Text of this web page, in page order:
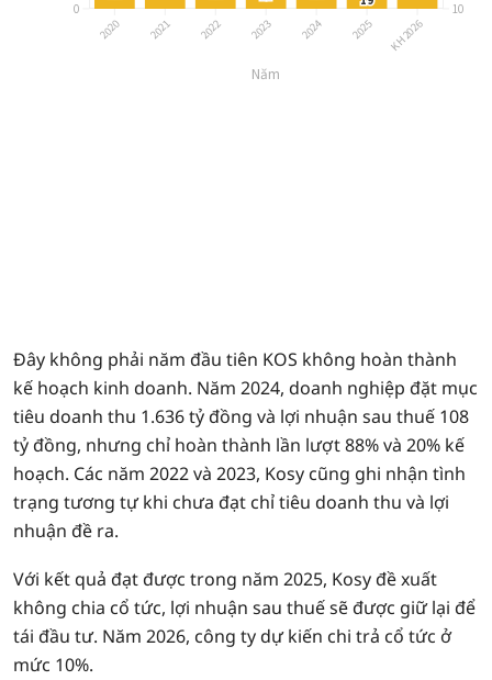
Đây không phải năm đầu tiên KOS không hoàn thành
kế hoạch kinh doanh. Năm 2024, doanh nghiệp đặt mục
tiêu doanh thu 1.636 tỷ đồng và lợi nhuận sau thuế 108
tỷ đồng, nhưng chỉ hoàn thành lần lượt 88% và 20% kế
hoạch. Các năm 2022 và 2023, Kosy cũng ghi nhận tình
trạng tương tự khi chưa đạt chỉ tiêu doanh thu và lợi
nhuận đề ra.
Với kết quả đạt được trong năm 2025, Kosy đề xuất
không chia cổ tức, lợi nhuận sau thuế sẽ được giữ lại để
tái đầu tư. Năm 2026, công ty dự kiến chi trả cổ tức ở
mức 10%.